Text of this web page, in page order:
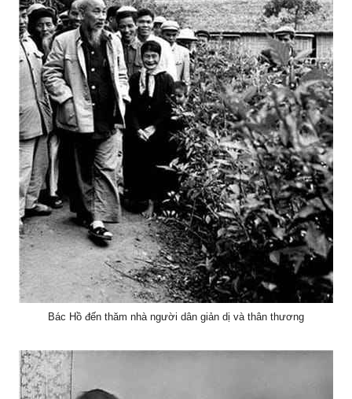
Bác Hồ đến thăm nhà người dân giản dị và thân thương